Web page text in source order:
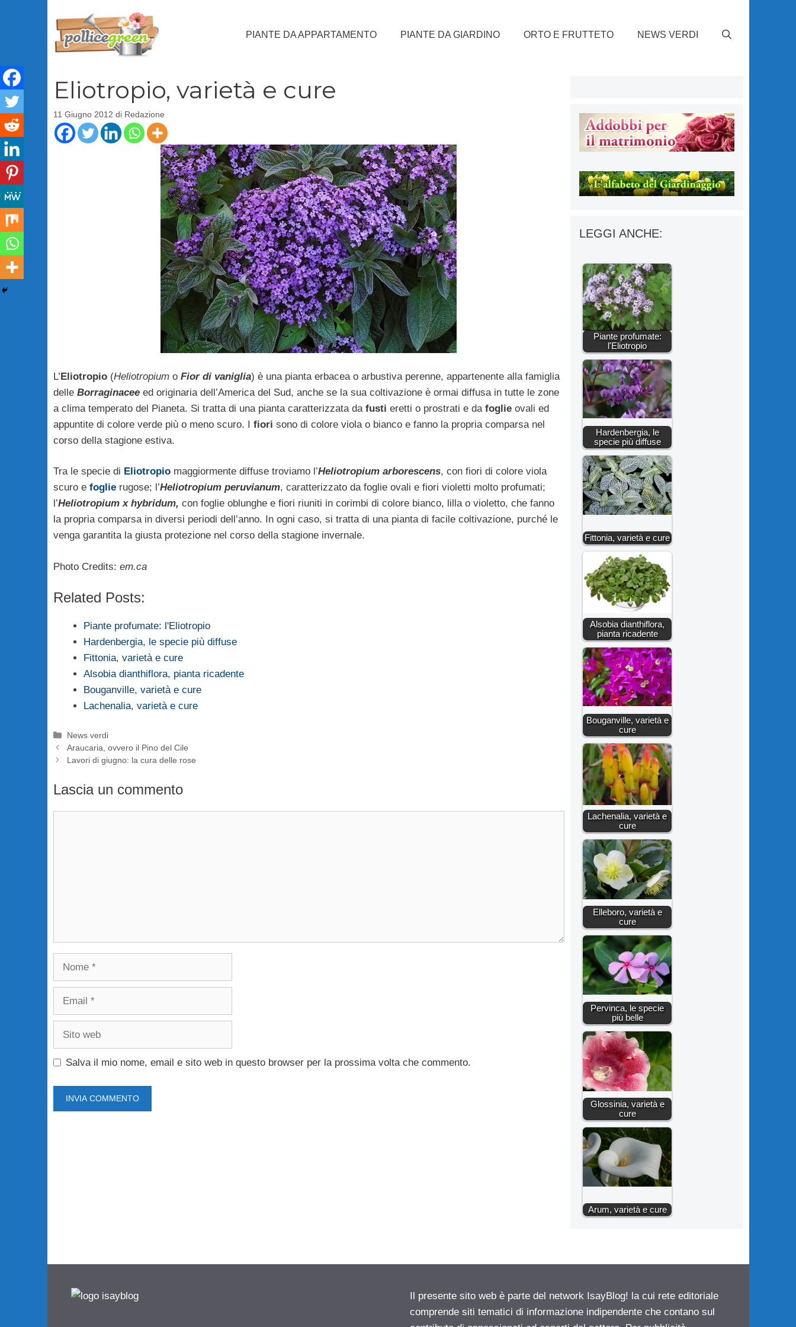
PIANTE DA APPARTAMENTO PIANTE DA GIARDINO ORTO E FRUTTETO NEWS VERDI
Eliotropio, varietà e cure
11 Giugno 2012 di Redazione
L’Eliotropio(Heliotropiumo Fior di vaniglia) è una pianta erbacea o arbustiva perenne, appartenente alla famiglia
delle Borraginaceeed originaria dell’America del Sud, anche se la sua coltivazione è ormai diffusa in tutte le zone
a clima temperato del Pianeta. Si tratta di una pianta caratterizzata da fusti eretti o prostrati e da foglieovali ed
appuntite di colore verde più o meno scuro. I fiori sono di colore viola o bianco e fanno la propria comparsa nel
corso della stagione estiva.
Tra le specie di Eliotropiomaggiormente diffuse troviamo l’Heliotropium arborescens, con fiori di colore viola
scuro e foglierugose; l’Heliotropium peruvianum, caratterizzato da foglie ovali e fiori violetti molto profumati;
l’Heliotropium x hybridum, con foglie oblunghe e fiori riuniti in corimbi di colore bianco, lilla o violetto, che fanno
la propria comparsa in diversi periodi dell’anno. In ogni caso, si tratta di una pianta di facile coltivazione, purché le
venga garantita la giusta protezione nel corso della stagione invernale.
Photo Credits: em.ca
Related Posts:
Piante profumate: l'Eliotropio
Hardenbergia, le specie più diffuse
Fittonia, varietà e cure
Alsobia dianthiflora, pianta ricadente
Bouganville, varietà e cure
Lachenalia, varietà e cure
Categorie
News verdi
Araucaria, ovvero il Pino del Cile
Lavori di giugno: la cura delle rose
Lascia un commento
Nome
Email
Sito
Salva il mio nome, email e sito web in questo browser per la prossima volta che commento.
LEGGI ANCHE:
Piante profumate:
l'Eliotropio
Hardenbergia, le
specie più diffuse
Fittonia, varietà e cure
Alsobia dianthiflora,
pianta ricadente
Bouganville, varietà e
cure
Lachenalia, varietà e
cure
Elleboro, varietà e
cure
Pervinca, le specie
più belle
Glossinia, varietà e
cure
Arum, varietà e cure
Il presente sito web è parte del network IsayBlog! la cui rete editoriale
comprende siti tematici di informazione indipendente che contano sul